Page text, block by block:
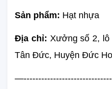
Sản phẩm: Hạt nhựa
Địa chỉ: Xưởng số 2,
Tân Đức, Huyện Đức